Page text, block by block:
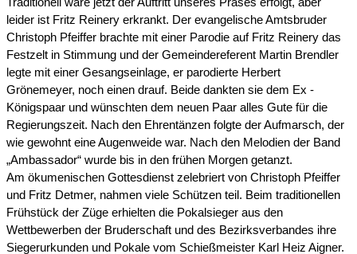
leider ist Fritz Reinery erkrankt. Der evangelische Amtsbruder
Christoph Pfeiffer brachte mit einer Parodie auf Fritz Reinery das
Festzelt in Stimmung und der Gemeindereferent Martin Brendler
legte mit einer Gesangseinlage, er parodierte Herbert
Grönemeyer, noch einen drauf. Beide dankten sie dem Ex -
Königspaar und wünschten dem neuen Paar alles Gute für die
Regierungszeit. Nach den Ehrentänzen folgte der Aufmarsch, der
wie gewohnt eine Augenweide war. Nach den Melodien der Band
„Ambassador“ wurde bis in den frühen Morgen getanzt.
Am ökumenischen Gottesdienst zelebriert von Christoph Pfeiffer
und Fritz Detmer, nahmen viele Schützen teil. Beim traditionellen
Frühstück der Züge erhielten die Pokalsieger aus den
Wettbewerben der Bruderschaft und des Bezirksverbandes ihre
Siegerurkunden und Pokale vom Schießmeister Karl Heiz Aigner.